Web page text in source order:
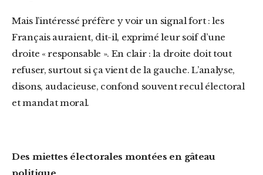
Mais l’intéressé préfère y voir un signal fort : les
Français auraient, dit-il, exprimé leur soif d’une
droite « responsable ». En clair : la droite doit tout
refuser, surtout si ça vient de la gauche. L’analyse,
disons, audacieuse, confond souvent recul électoral
et mandat moral.
Des miettes électorales montées en gâteau